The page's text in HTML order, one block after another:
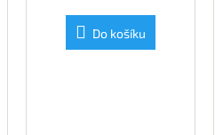
Do košíku